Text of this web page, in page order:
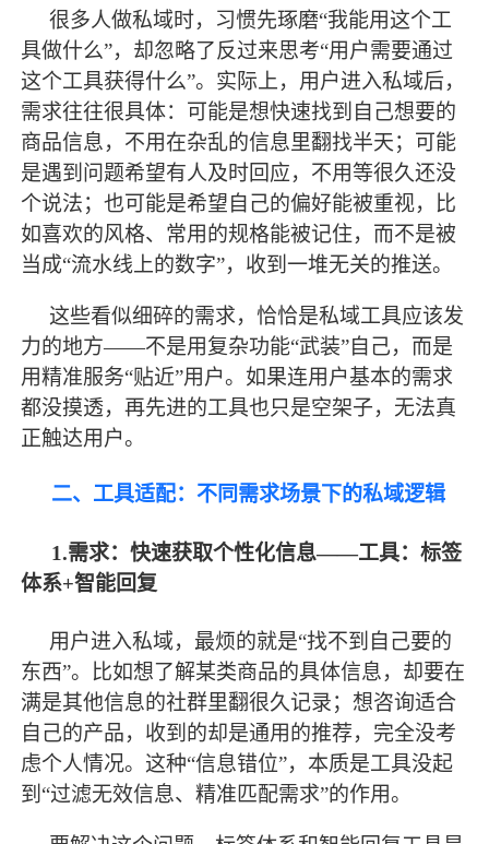
很多人做私域时，习惯先琢磨“我能用这个工
具做什么”，却忽略了反过来思考“用户需要通过
这个工具获得什么”。实际上，用户进入私域后，
需求往往很具体：可能是想快速找到自己想要的
商品信息，不用在杂乱的信息里翻找半天；可能
是遇到问题希望有人及时回应，不用等很久还没
个说法；也可能是希望自己的偏好能被重视，比
如喜欢的风格、常用的规格能被记住，而不是被
当成“流水线上的数字”，收到一堆无关的推送。
这些看似细碎的需求，恰恰是私域工具应该发
力的地方——不是用复杂功能“武装”自己，而是
用精准服务“贴近”用户。如果连用户基本的需求
都没摸透，再先进的工具也只是空架子，无法真
正触达用户。
二、工具适配：不同需求场景下的私域逻辑
1.需求：快速获取个性化信息——工具：标签
体系+智能回复
用户进入私域， 最烦的就是“找不到自己要的
东西”。比如想了解某类商品的具体信息，却要在
满是其他信息的社群里翻很久记录；想咨询适合
自己的产品，收到的却是通用的推荐，完全没考
虑个人情况。这种“信息错位”，本质是工具没起
到“过滤无效信息、精准匹配需求”的作用。